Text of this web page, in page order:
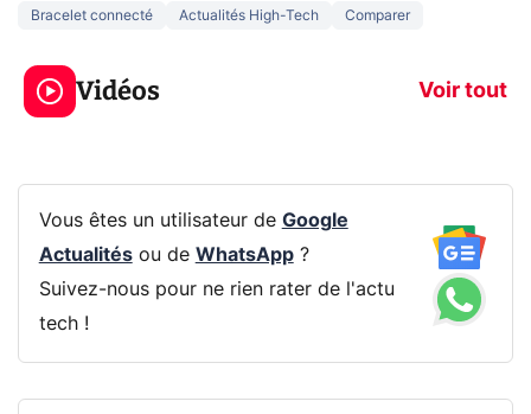
Bracelet connecté Actualités High-Tech Comparer
Vidéos Voir tout
3 écrans en 1 pour
319€ ? Voici L'AOC
CQ32G4ZA !
5
prochaine
Vous êtes un utilisateur de Google
Actualitésou de WhatsApp?
Suivez-nous pour ne rien rater de l'actu
tech !